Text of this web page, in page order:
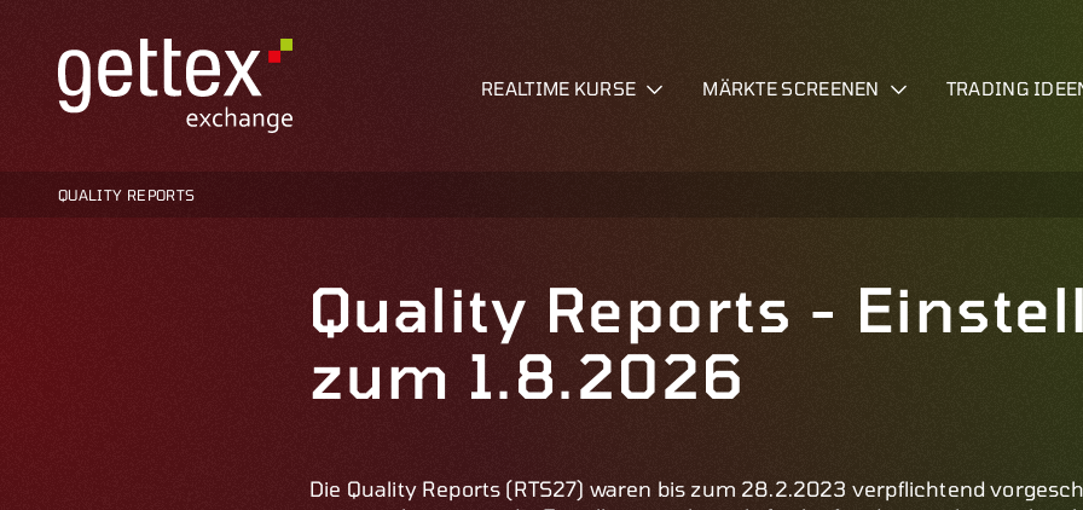
REALTIME KURSE MÄRKTE SCREENEN TRADING
QUALITY REPORTS
Quality Reports -
zum 1.8.2026
Die Quality Reports (RTS27) waren bis zum 28.2.2023 verpflichtend